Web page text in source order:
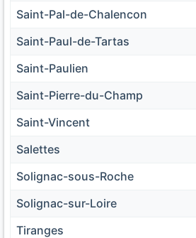
Saint-Pal-de-Chalencon
Saint-Paul-de-Tartas
Saint-Paulien
Saint-Pierre-du-Champ
Saint-Vincent
Salettes
Solignac-sous-Roche
Solignac-sur-Loire
Tiranges